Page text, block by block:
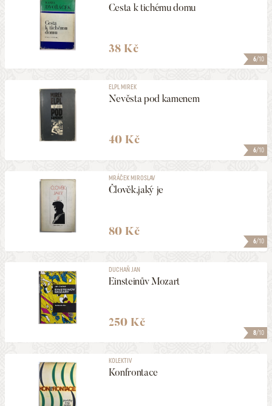
6/10
Cesta k tichému domu
38 Kč
6/10
ELPL MIREK
Nevěsta pod kamenem
40 Kč
6/10
MRÁČEK MIROSLAV
Člověk,jaký je
80 Kč
8/10
DUCHAŇ JAN
Einsteinův Mozart
250 Kč
KOLEKTIV
Konfrontace